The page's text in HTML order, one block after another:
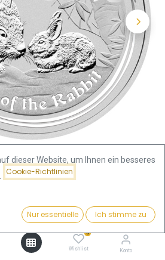
2.566,50€ Kaufen
0
Wishlist Konto
2011 | differenzbesteuert
1 Kilo Silbermünze
dieser Website, um Ihnen ein besseres
Cookie-Richtlinien
Nur essentielle Ich stimme zu